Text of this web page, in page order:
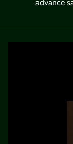
advance